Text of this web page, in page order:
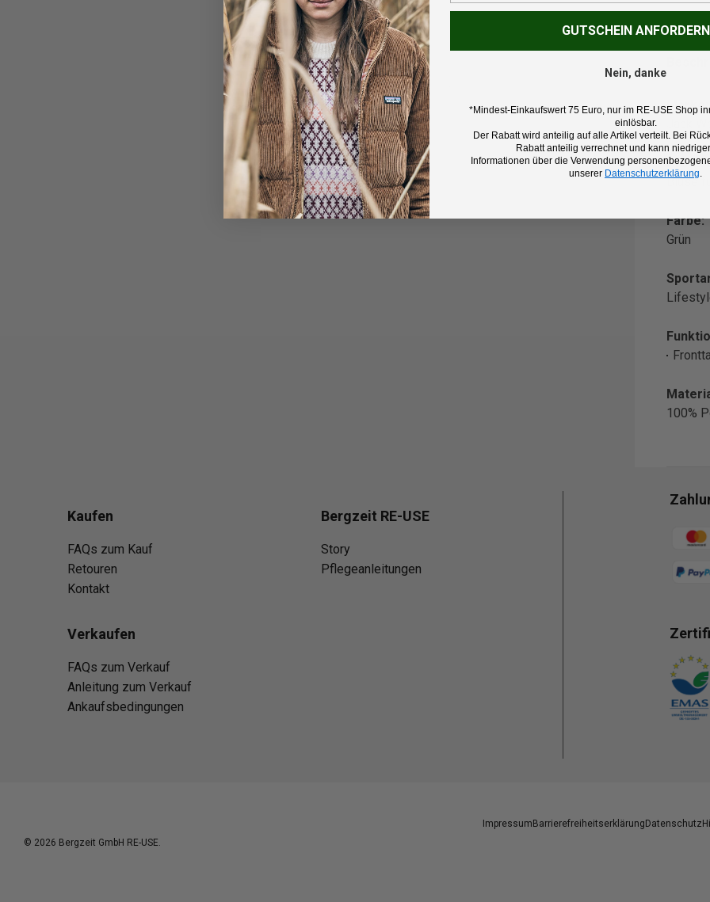
Marke:
Bluse
Farbe:
Grün
100%
Kaufen
FAQs zum Kauf
Retouren
Kontakt
Bergzeit RE-USE
Story
Pflegeanleitungen
Verkaufen
FAQs zum Verkauf
Anleitung zum Verkauf
Ankaufsbedingungen
Impressum Barrierefreiheitserklärung Datenschutz
© 2026 Bergzeit GmbH RE-USE.
GUTSCHEIN ANFORDERN
Nein, danke
*Mindest-Einkaufswert 75 Euro, nur im RE-USE Shop
einlösbar.
Der Rabatt wird anteilig auf alle Artikel verteilt. Bei
Rabatt anteilig verrechnet und kann
Informationen über die Verwendung
unserer Datenschutzerklärung.